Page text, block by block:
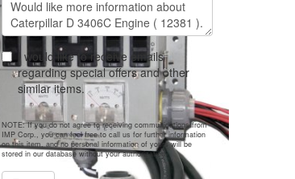
I would like to receive emails
regarding special offers and other
similar items.
NOTE: If you do not agree to receiving communications from
IMP Corp., you can feel free to call us for further information
on this item, and no personal information of yours will be
stored in our database without your authorization.